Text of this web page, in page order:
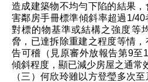
造成建築物不均勻下陷的結果
害鄰房手冊標準傾斜率超過1/40
對標的物基準或結構之強度等
脅，已達拆除重建之程度等情
告可稽（見原審外放報告第9至
傾斜程度，顯已減少房屋之通常
（三）何欣玲雖以方登瑩多次